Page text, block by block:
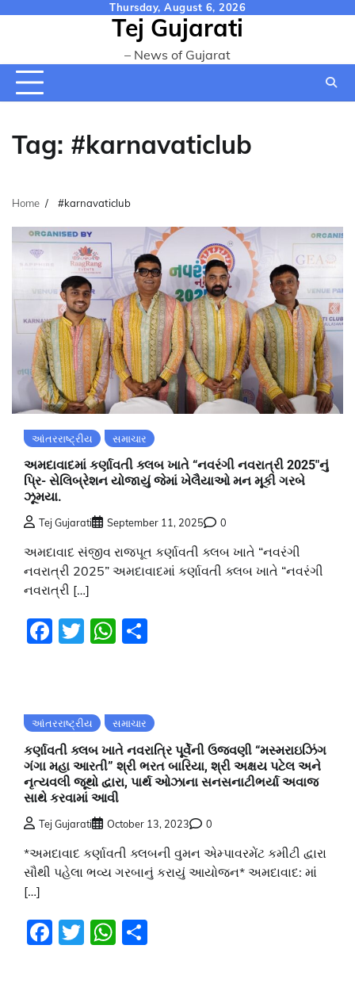
Thursday, August 6, 2026
Tej Gujarati
– News of Gujarat
Tag: #karnavaticlub
Home #karnavaticlub
આંતરરાષ્ટ્રીય સમાચાર
અમદાવાદમાં કર્ણાવતી ક્લબ ખાતે “નવરંગી નવરાત્રી 2025″નું
પ્રિ- સેલિબ્રેશન યોજાયું જેમાં ખેલૈયાઓ મન મૂકી ગરબે
ઝૂમયા.
Tej Gujarati September 11, 2025 0
અમદાવાદ સંજીવ રાજપૂત કર્ણાવતી ક્લબ ખાતે “નવરંગી
નવરાત્રી 2025” અમદાવાદમાં કર્ણાવતી ક્લબ ખાતે “નવરંગી
નવરાત્રી […]
Facebook
TwitterWhatsApp
આંતરરાષ્ટ્રીય સમાચાર
કર્ણાવતી ક્લબ ખાતે નવરાત્રિ પૂર્વેની ઉજવણી “મસ્મરાઇઝિંગ
ગંગા મહા આરતી” શ્રી ભરત બારિયા, શ્રી અક્ષય પટેલ અને
નૃત્યવલી જૂથો દ્વારા, પાર્થ ઓઝાના સનસનાટીભર્યા અવાજ
સાથે કરવામાં આવી
Tej Gujarati October 13, 2023 0
*અમદાવાદ કર્ણાવતી ક્લબની વુમન એમ્પાવરમેંટ કમીટી દ્વારા
સૌથી પહેલા ભવ્ય ગરબાનું કરાયું આયોજન* અમદાવાદ: માં
[…]
Facebook
TwitterWhatsApp